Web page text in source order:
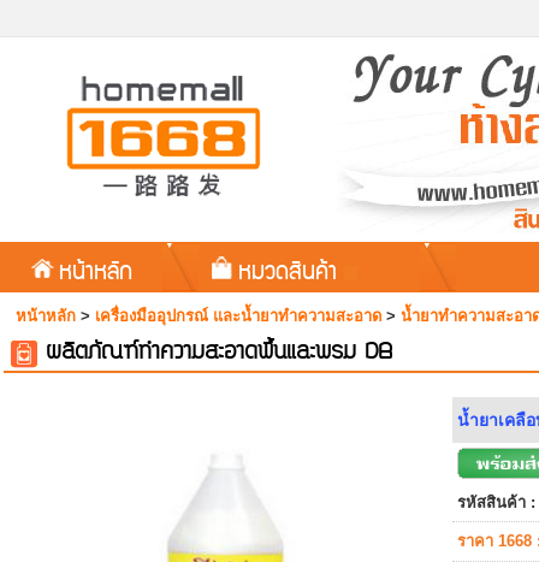
หน้าหลัก หมวดสินค้า
หน้าหลัก > เครื่องมืออุปกรณ์ และน้ำยาทำความสะอาด > น้ำยาทำความสะอ
ผลิตภัณฑ์ทำความสะอาดพื้นและพรม DB
น้ำยาเคลื
รหัสสินค้า :
ราคา 1668